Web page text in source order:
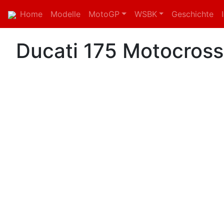
Home Modelle MotoGP WSBK Geschichte
Ducati 175 Motocross